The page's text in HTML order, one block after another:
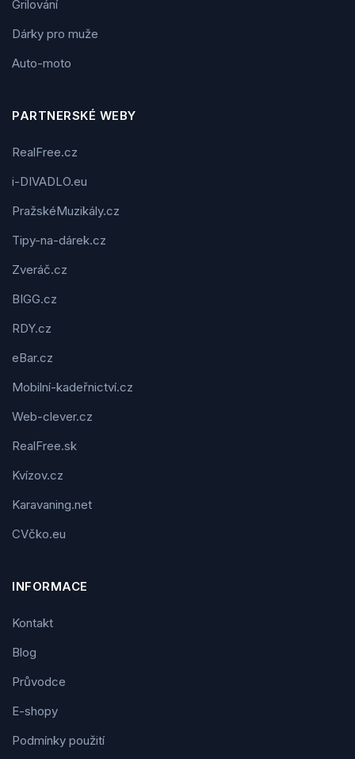
Grilování
Dárky pro muže
Auto-moto
PARTNERSKÉ WEBY
RealFree.cz
i-DIVADLO.eu
PražskéMuzikály.cz
Tipy-na-dárek.cz
Zveráč.cz
BIGG.cz
RDY.cz
eBar.cz
Mobilní-kadeřnictví.cz
Web-clever.cz
RealFree.sk
Kvízov.cz
Karavaning.net
CVčko.eu
INFORMACE
Kontakt
Blog
Průvodce
E-shopy
Podmínky použití